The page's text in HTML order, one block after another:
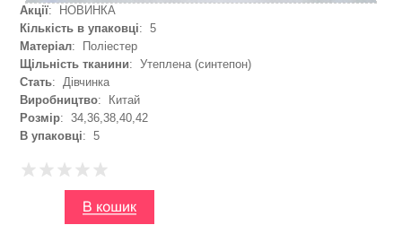
Акції: НОВИНКА
Кількість в упаковці: 5
Матеріал: Поліестер
Щільність тканини: Утеплена (синтепон)
Стать: Дівчинка
Виробництво: Китай
Розмір: 34,36,38,40,42
В упаковці: 5